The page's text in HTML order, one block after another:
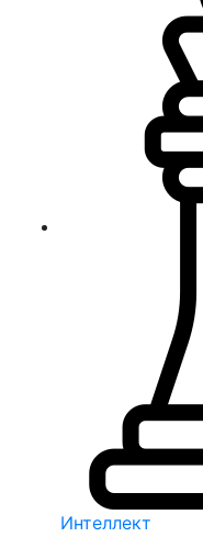
Интеллект